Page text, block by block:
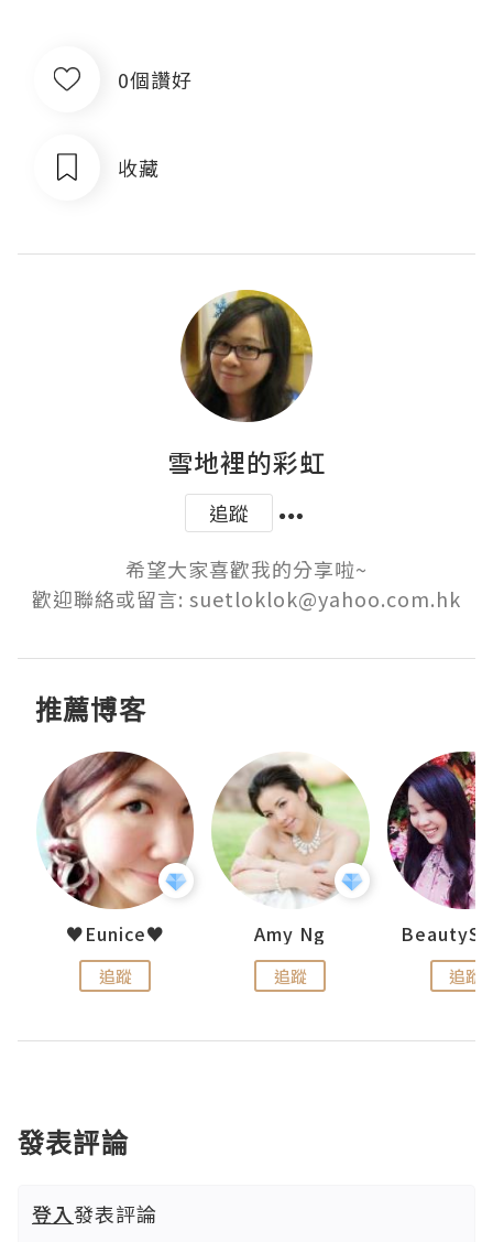
0個讚好
收藏
雪地裡的彩虹
追蹤
希望大家喜歡我的分享啦~
歡迎聯絡或留言: suetloklok@yahoo.com.hk
推薦博客
♥Eunice♥
追蹤
Amy Ng
追蹤 追蹤
發表評論
登入發表評論